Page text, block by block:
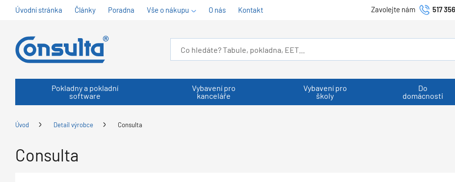
Úvodní stránka Články Poradna Vše o nákupu O nás Kontakt Zavolejte nám 517
Pokladny a pokladní
software
Vybavení pro
kanceláře
Vybavení pro
školy
Do
domácnosti
Úvod Detail výrobce Consulta
Consulta